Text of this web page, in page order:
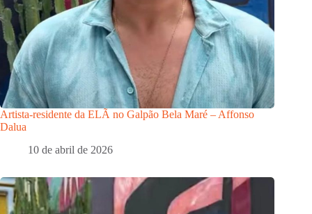
Artista-residente da ELÃ no Galpão Bela Maré – Affonso
Dalua
10 de abril de 2026